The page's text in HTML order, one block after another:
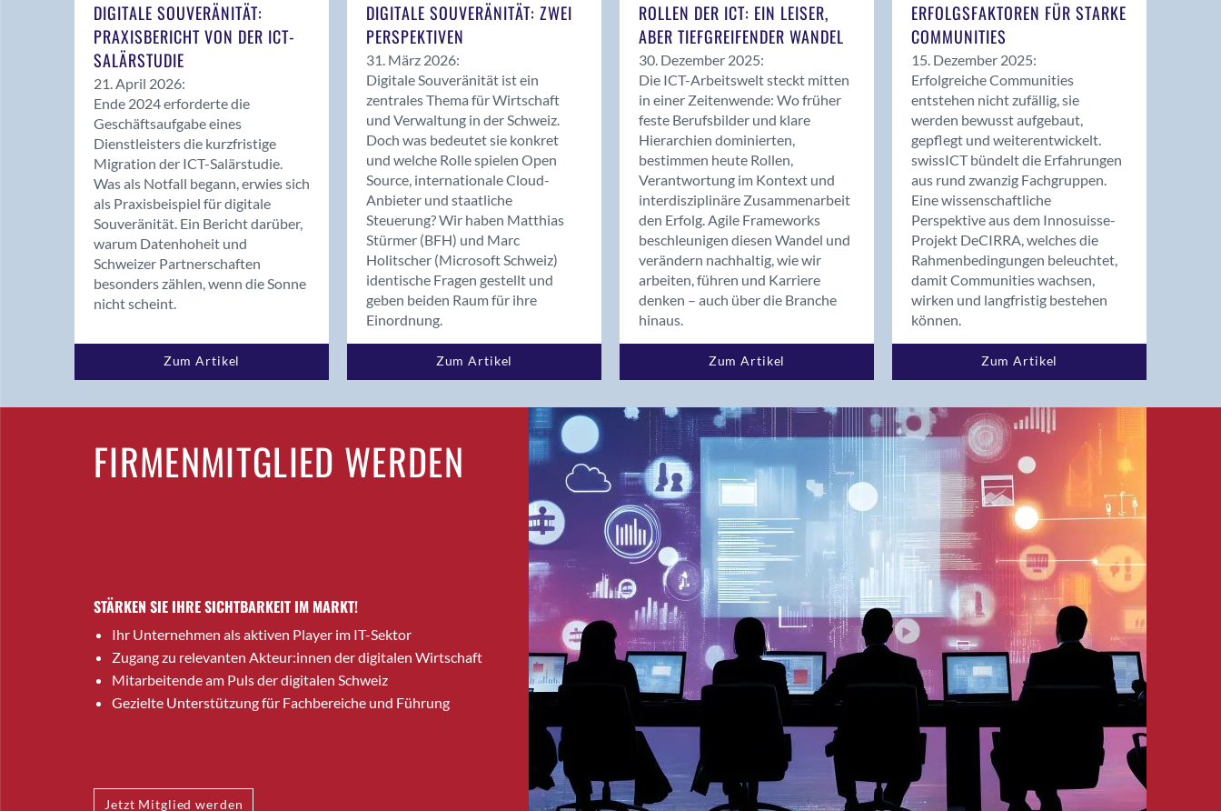
Bern - Liebefeld
Bern-Zollikofen
Biel/Bienne
Bonstetten
Bottighofen
Bremgarten bei Bern
Brig
Brugg
Brugg AG
Brütten
Bubendorf
Bubikon
Buchs (SG)
Burgdorf
Bäretswil
Bülach
Cazis
Davos Platz
Davos Platz 1
Dierikon
DIGITALE SOUVERÄNITÄT:
PRAXISBERICHT VON DER ICT-
SALÄRSTUDIE
21. April 2026:
Ende 2024 erforderte die
Geschäftsaufgabe eines
Dienstleisters die kurzfristige
Migration der ICT-Salärstudie.
Was als Notfall begann, erwies sich
als Praxisbeispiel für digitale
Souveränität. Ein Bericht darüber,
warum Datenhoheit und
Schweizer Partnerschaften
besonders zählen, wenn die Sonne
nicht scheint.
Zum Artikel
DIGITALE SOUVERÄNITÄT: ZWEI
PERSPEKTIVEN
31. März 2026:
Digitale Souveränität ist ein
zentrales Thema für Wirtschaft
und Verwaltung in der Schweiz.
Doch was bedeutet sie konkret
und welche Rolle spielen Open
Source, internationale Cloud-
Anbieter und staatliche
Steuerung? Wir haben Matthias
Stürmer (BFH) und Marc
Holitscher (Microsoft Schweiz)
identische Fragen gestellt und
geben beiden Raum für ihre
Einordnung.
Zum Artikel
ROLLEN DER ICT: EIN LEISER,
ABER TIEFGREIFENDER WANDEL
30. Dezember 2025:
Die ICT-Arbeitswelt steckt mitten
in einer Zeitenwende: Wo früher
feste Berufsbilder und klare
Hierarchien dominierten,
bestimmen heute Rollen,
Verantwortung im Kontext und
interdisziplinäre Zusammenarbeit
den Erfolg. Agile Frameworks
beschleunigen diesen Wandel und
verändern nachhaltig, wie wir
arbeiten, führen und Karriere
denken – auch über die Branche
hinaus.
Zum Artikel
ERFOLGSFAKTOREN FÜR STARKE
COMMUNITIES
15. Dezember 2025:
Erfolgreiche Communities
entstehen nicht zufällig, sie
werden bewusst aufgebaut,
gepflegt und weiterentwickelt.
swissICT bündelt die Erfahrungen
aus rund zwanzig Fachgruppen.
Eine wissenschaftliche
Perspektive aus dem Innosuisse-
Projekt DeCIRRA, welches die
Rahmenbedingungen beleuchtet,
damit Communities wachsen,
wirken und langfristig bestehen
können.
Zum Artikel
FIRMENMITGLIED WERDEN
STÄRKEN SIE IHRE SICHTBARKEIT IM MARKT!
Ihr Unternehmen als aktiven Player im IT-Sektor
Zugang zu relevanten Akteur:innen der digitalen Wirtschaft
Mitarbeitende am Puls der digitalen Schweiz
Gezielte Unterstützung für Fachbereiche und Führung
Jetzt Mitglied werden